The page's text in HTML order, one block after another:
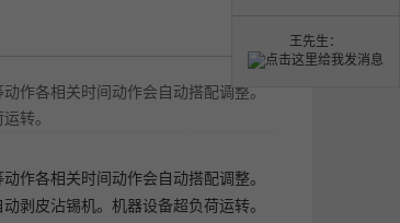
作各相关时间动作会自动搭配调整。
转。
作各相关时间动作会自动搭配调整。
动剥皮沾锡机。机器设备超负荷运转。
王先生：